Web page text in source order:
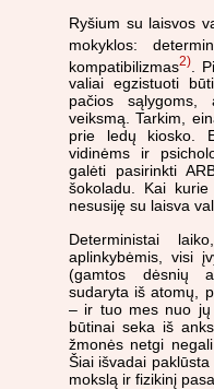
Ryšium su laisvos
mokyklos:
kompatibilizmas2)
.
valiai egzistuoti
pačios
veiksmą. Tarkim,
prie ledų kiosko.
vidinėms ir
galėti pasirinkti
šokoladu. Kai
nesusiję su laisva
Deterministai
aplinkybėmis, visi
(gamtos dėsnių
sudaryta iš atomų,
– ir tuo mes nuo jų
būtinai seka iš
žmonės netgi
Šiai išvadai
mokslą ir fizikinį